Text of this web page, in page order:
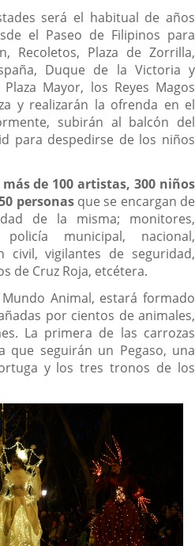
será el habitual de años
el Paseo de Filipinos para
Recoletos, Plaza de Zorrilla,
Duque de la Victoria y
Mayor, los Reyes Magos
y realizarán la ofrenda en el
subirán al balcón del
para despedirse de los niños
más de 100 artistas, 300 niños
personas que se encargan de
de la misma; monitores,
municipal, nacional,
civil, vigilantes de seguridad,
de Cruz Roja, etcétera.
Animal, estará formado
por cientos de animales,
La primera de las carrozas
que seguirán un Pegaso, una
y los tres tronos de los